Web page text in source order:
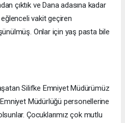
çıktık ve Dana adasına kadar
eğlenceli vakit geçiren
Onlar için yaş pasta bile
Silifke Emniyet Müdürümüz
Müdürlüğü personellerine
Çocuklarımız çok mutlu